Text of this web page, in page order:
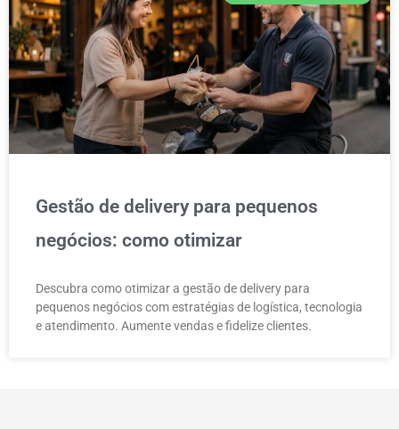
Gestão de delivery para pequenos
negócios: como otimizar
Descubra como otimizar a gestão de delivery para
pequenos negócios com estratégias de logística, tecnologia
e atendimento. Aumente vendas e fidelize clientes.